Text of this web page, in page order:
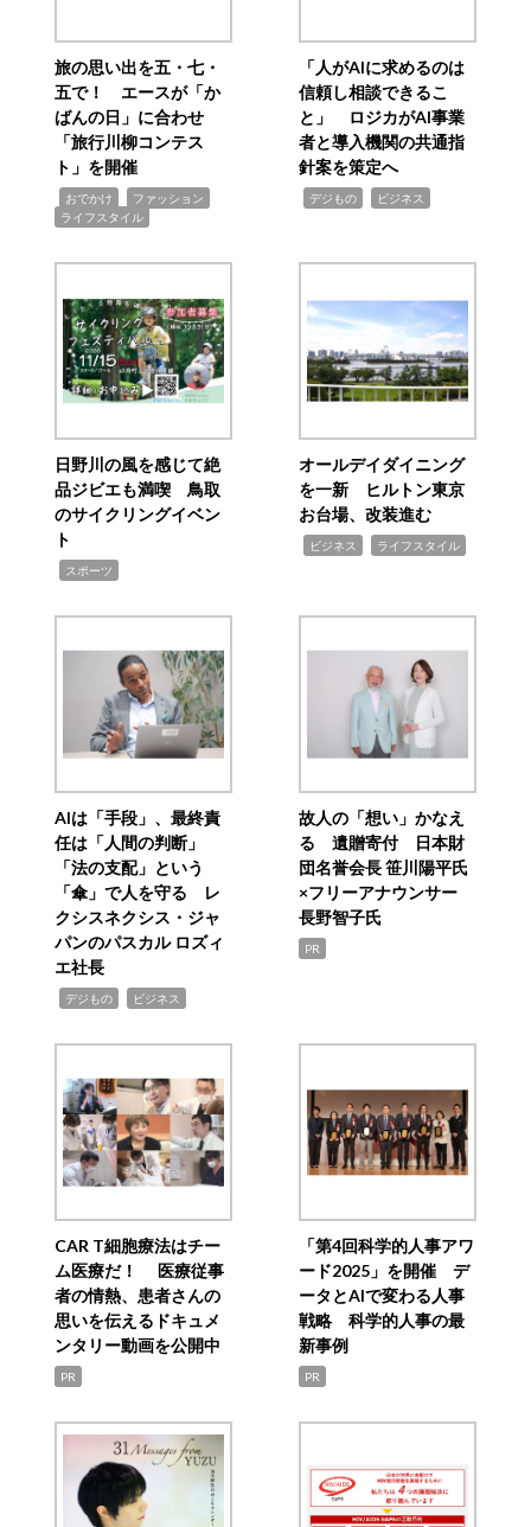
旅の思い出を五・七・
五で！ エースが「か
ばんの日」に合わせ
「旅行川柳コンテス
ト」を開催
おでかけ ファッション
ライフスタイル
「人がAIに求めるのは
信頼し相談できるこ
と」 ロジカがAI事業
者と導入機関の共通指
針案を策定へ
デジもの ビジネス
日野川の風を感じて絶
品ジビエも満喫 鳥取
のサイクリングイベン
ト
スポーツ
オールデイダイニング
を一新 ヒルトン東京
お台場、改装進む
ビジネス ライフスタイル
AIは「手段」、最終責
任は「人間の判断」
「法の支配」という
「傘」で人を守る レ
クシスネクシス・ジャ
パンのパスカル ロズィ
エ社長
デジもの ビジネス
故人の「想い」かなえ
る 遺贈寄付 日本財
団名誉会長 笹川陽平氏
×フリーアナウンサー
長野智子氏
PR
CAR T細胞療法はチー
ム医療だ！ 医療従事
者の情熱、患者さんの
思いを伝えるドキュメ
ンタリー動画を公開中
PR
「第4回科学的人事アワ
ード2025」を開催 デ
ータとAIで変わる人事
戦略 科学的人事の最
新事例
PR